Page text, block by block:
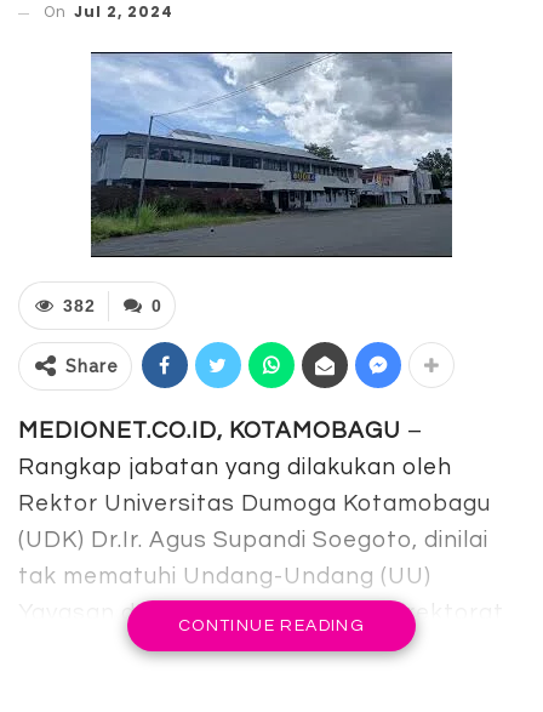
On Jul 2, 2024
0
382
Share
MEDIONET.CO.ID, KOTAMOBAGU –
Rangkap jabatan yang dilakukan oleh
Rektor Universitas Dumoga Kotamobagu
(UDK) Dr.Ir. Agus Supandi Soegoto, dinilai
tak mematuhi Undang-Undang (UU)
Yayasan dan Surat Edaran (SE) Direktorat
Jenderal (Dirjen) Pendidikan Tinggi (Dikti)
CONTINUE READING